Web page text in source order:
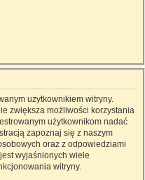
użytkownikiem witryny.
zwiększa możliwości korzystania
użytkownikom nadać
zapoznaj się z naszym
oraz z odpowiedziami
wyjaśnionych wiele
witryny.